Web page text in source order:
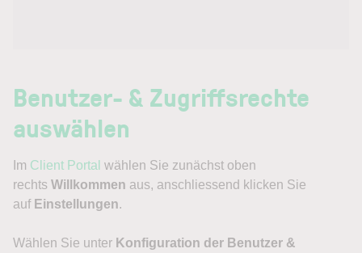
Benutzer- & Zugriffsrechte
auswählen
Im Client Portal wählen Sie zunächst oben
rechts Willkommen aus, anschliessend klicken Sie
auf Einstellungen.
Wählen Sie unter Konfiguration der Benutzer &